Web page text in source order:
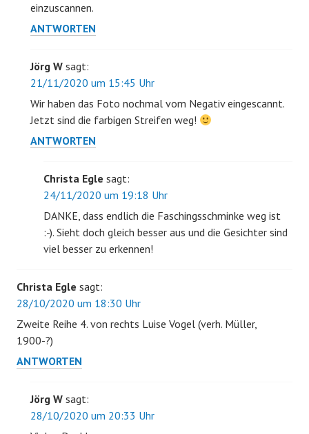
einzuscannen.
ANTWORTEN
Jörg W sagt:
21/11/2020 um 15:45 Uhr
Wir haben das Foto nochmal vom Negativ eingescannt.
Jetzt sind die farbigen Streifen weg!
ANTWORTEN
Christa Egle sagt:
24/11/2020 um 19:18 Uhr
DANKE, dass endlich die Faschingsschminke weg ist
:-). Sieht doch gleich besser aus und die Gesichter sind
viel besser zu erkennen!
Christa Egle sagt:
28/10/2020 um 18:30 Uhr
Zweite Reihe 4. von rechts Luise Vogel (verh. Müller,
1900-?)
ANTWORTEN
Jörg W sagt:
28/10/2020 um 20:33 Uhr